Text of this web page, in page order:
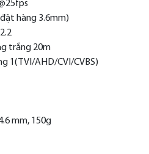
hàng 3.6mm)
trắng 20m
1( TVI/AHD/CVI/CVBS)
mm, 150g